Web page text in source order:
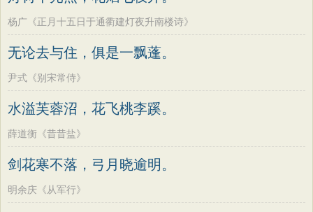
杨广《正月十五日于通衢建灯夜升南楼诗》
无论去与住，俱是一飘蓬。
尹式《别宋常侍》
水溢芙蓉沼，花飞桃李蹊。
薛道衡《昔昔盐》
剑花寒不落，弓月晓逾明。
明余庆《从军行》